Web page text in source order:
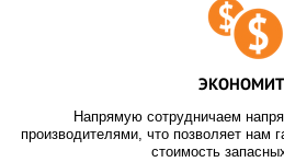
Напрямую сотрудничаем
производителями, что позволяет нам
стоимость